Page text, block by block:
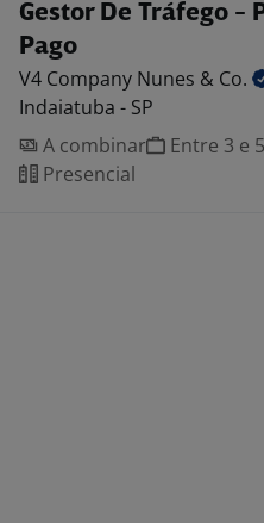
Gestor De Tráfego -
Pago
V4 Company Nunes & Co.
Indaiatuba - SP
A combinar
Entre 3 e
Presencial